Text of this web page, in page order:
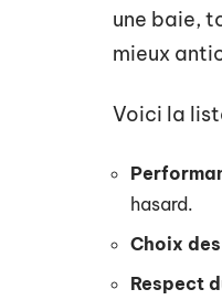
une baie,
mieux
Voici la
hasard.
Choix
Respect